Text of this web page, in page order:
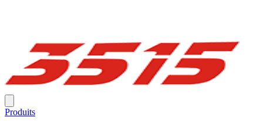
Produits